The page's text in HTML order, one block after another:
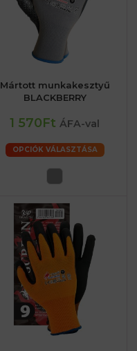
Mártott munkakesztyű
BLACKBERRY
1 570Ft ÁFA-val
OPCIÓK VÁLASZTÁSA